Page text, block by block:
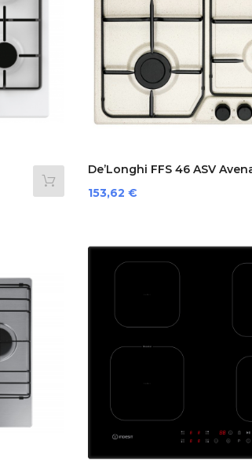
De’Longhi FFS 46 ASV
Prezzo
153,62 €